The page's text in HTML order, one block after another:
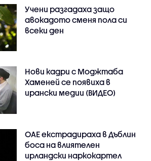
Учени разгадаха защо
авокадото сменя пола си
всеки ден
Нови кадри с Моджтаба
Хаменей се появиха в
ирански медии (ВИДЕО)
ОАЕ екстрадираха в Дъблин
боса на влиятелен
ирландски наркокартел